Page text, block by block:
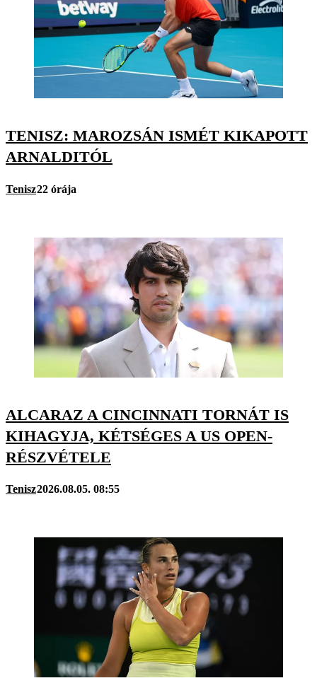
TENISZ: MAROZSÁN ISMÉT KIKAPOTT
ARNALDITÓL
Tenisz22 órája
ALCARAZ A CINCINNATI TORNÁT IS
KIHAGYJA, KÉTSÉGES A US OPEN-
RÉSZVÉTELE
Tenisz2026.08.05. 08:55